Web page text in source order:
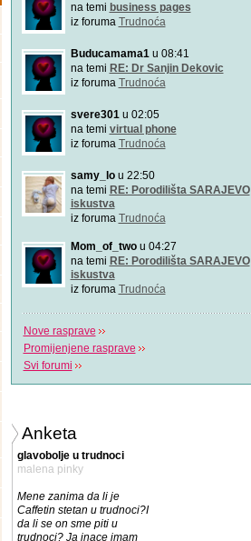
na temi business pages
iz foruma Trudnoća
Buducamama1u 08:41
na temi RE: Dr Sanjin Dekovic
iz foruma Trudnoća
svere301u 02:05
na temi virtual phone
iz foruma Trudnoća
samy_lou 22:50
na temi RE: Porodilišta SARAJEVO
iskustva
iz foruma Trudnoća
Mom_of_twou 04:27
na temi RE: Porodilišta SARAJEVO
iskustva
iz foruma Trudnoća
Nove rasprave
Promijenjene rasprave
Svi forumi
Anketa
glavobolje u trudnoci
malena pinky
Mene zanima da li je
Caffetin stetan u trudnoci?I
da li se on sme piti u
trudnoci? Ja inace imam